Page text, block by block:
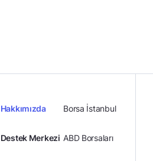
Hakkımızda
Destek Merkezi
Borsa İstanbul
ABD Borsaları